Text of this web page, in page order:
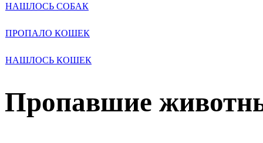
НАШЛОСЬ СОБАК
ПРОПАЛО КОШЕК
НАШЛОСЬ КОШЕК
Пропавшие